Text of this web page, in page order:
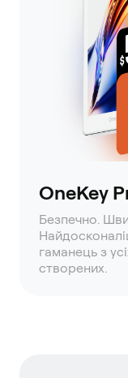
OneKey
Безпечно.
гаманець з
створених.